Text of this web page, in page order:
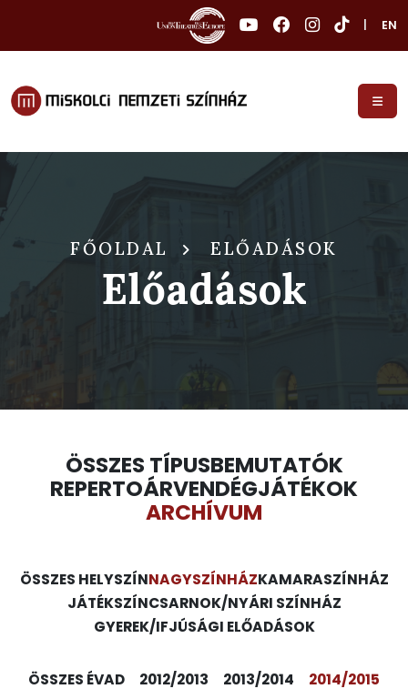
EN
FŐOLDAL ELŐADÁSOK
Előadások
ÖSSZES TÍPUSBEMUTATÓK
REPERTOÁRVENDÉGJÁTÉKOK
ARCHÍVUM
ÖSSZES HELYSZÍNNAGYSZÍNHÁZKAMARASZÍNHÁZ
JÁTÉKSZÍNCSARNOK/NYÁRI SZÍNHÁZ
GYEREK/IFJÚSÁGI ELŐADÁSOK
ÖSSZES ÉVAD 2012/2013 2013/2014
2014/2015